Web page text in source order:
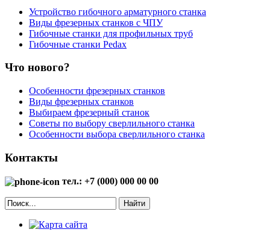
Устройство гибочного арматурного станка
Виды фрезерных станков с ЧПУ
Гибочные станки для профильных труб
Гибочные станки Pedax
Что нового?
Особенности фрезерных станков
Виды фрезерных станков
Выбираем фрезерный станок
Советы по выбору сверлильного станка
Особенности выбора сверлильного станка
Контакты
тел.: +7 (000) 000 00 00
Найти